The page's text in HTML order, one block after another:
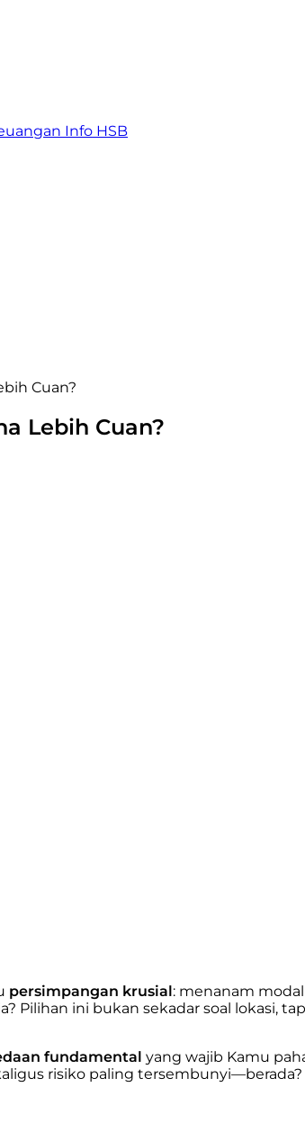
Info HSB
Cuan?
Lebih Cuan?
persimpangan krusial: menanam
Pilihan ini bukan sekadar soal lokasi,
fundamental yang wajib Kamu
risiko paling